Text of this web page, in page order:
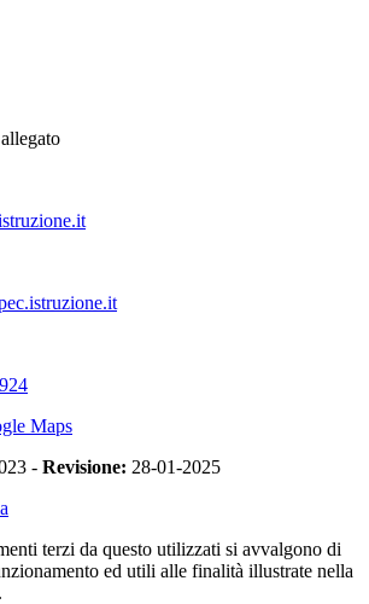
Maps
- Revisione: 28-01-2025
terzi da questo utilizzati si avvalgono di
ed utili alle finalità illustrate nella
.